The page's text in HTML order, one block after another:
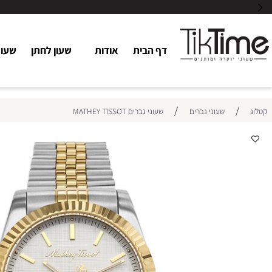
דף הבית אודות שעון לחתן שעוני
שעוני גברים / שעוני גברים MATHEY TISSOT